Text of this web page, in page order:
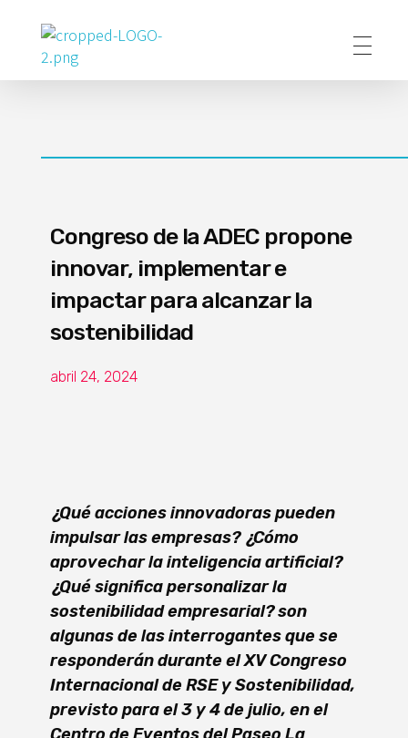
Poder Agropecuario
Congreso de la ADEC propone
innovar, implementar e
impactar para alcanzar la
sostenibilidad
abril 24, 2024
¿Qué acciones innovadoras pueden
impulsar las empresas? ¿Cómo
aprovechar la inteligencia artificial?
¿Qué significa personalizar la
sostenibilidad empresarial? son
algunas de las interrogantes que se
responderán durante elXV Congreso
Internacional de RSE y Sostenibilidad,
previsto para el 3 y 4 de julio, en el